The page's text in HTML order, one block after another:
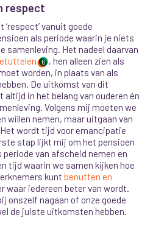
respect
‘respect’ vanuit goede
als periode waarin je niets
samenleving. Het nadeel daarvan
6 , hen alleen zien als
worden, in plaats van als
De uitkomst van dit
altijd in het belang van ouderen én
Volgens mij moeten we
willen nemen, maar uitgaan van
wordt tijd voor emancipatie
stap lijkt mij om het pensioen
van afscheid nemen en
tijd waarin we samen kijken hoe
kuntbenutten en
waar iedereen beter van wordt.
onszelf nagaan of onze goede
de juiste uitkomsten hebben.